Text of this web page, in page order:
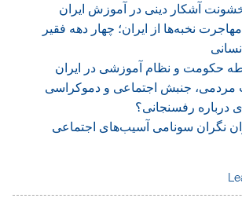
آشکار دینی در آموزش ایران
نخبه‌ها از ایران؛ چهار دهه فقیر
حکومت و نظام آموزشی در ایران
مردمی، جنبش اجتماعی و دموکراسی
درباره رفسنجانی؟
نگران سونامی آسیب‌های اجتماعی